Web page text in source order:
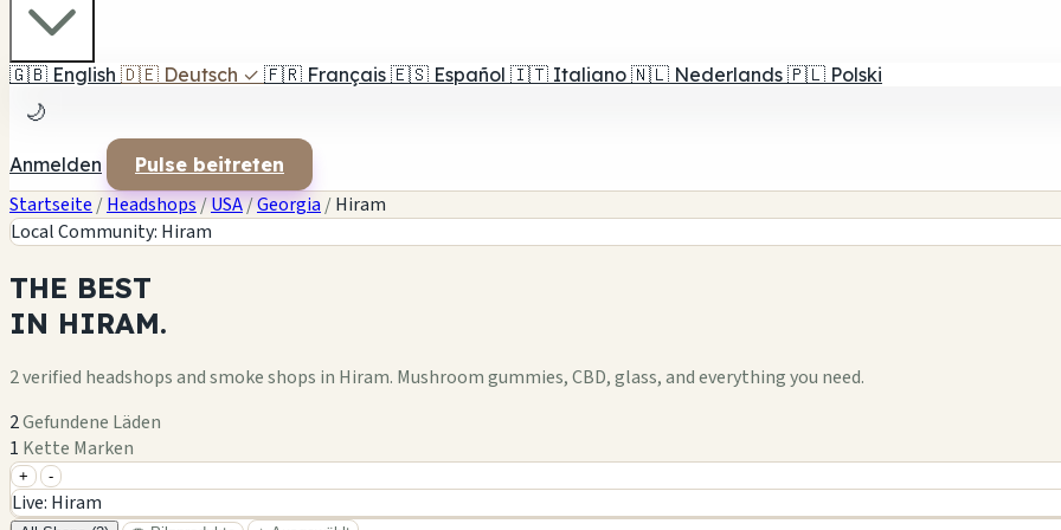
🇬🇧 English 🇩🇪 Deutsch ✓ 🇫🇷 Français 🇪🇸 Español 🇮🇹 Italiano 🇳🇱 Nederlands 🇵🇱 Polski
🌙
Anmelden Pulse beitreten
Startseite /Headshops/USA/Georgia /Hiram
Local Community: Hiram
THE BEST
IN HIRAM.
2 verified headshops and smoke shops in Hiram. Mushroom gummies, CBD, glass, and everything you need.
2Gefundene Läden
1 Kette Marken
+
+ -
Live: Hiram